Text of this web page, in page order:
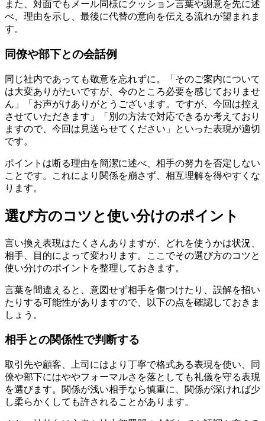
また、対面でもメール同様にクッション言葉や謝意を先に述
べ、理由を示し、最後に代替の意向を伝える流れが望まれま
す。
同僚や部下との会話例
同じ社内であっても敬意を忘れずに。「そのご案内について
は大変ありがたいですが、今のところ必要を感じておりませ
ん」「お声がけありがとうございます。ですが、今回は控え
させていただきます」「別の方法で対応できるか考えており
ますので、今回は見送らせてください」といった表現が適切
です。
ポイントは断る理由を簡潔に述べ、相手の努力を否定しない
ことです。これにより関係を崩さず、相互理解を得やすくな
ります。
選び方のコツと使い分けのポイント
言い換え表現はたくさんありますが、どれを使うかは状況、
相手、目的によって変わります。ここでその選び方のコツと
使い分けのポイントを整理しておきます。
言葉を間違えると、意図せず相手を傷つけたり、誤解を招い
たりする可能性がありますので、以下の点を確認しておきま
しょう。
相手との関係性で判断する
取引先や顧客、上司にはより丁寧で格式ある表現を使い、同
僚や部下にはややフォーマルさを落としても礼儀を守る表現
を選びます。関係が浅い相手なら慎重に、関係が深ければ少
し柔らかくしても許されることがあります。